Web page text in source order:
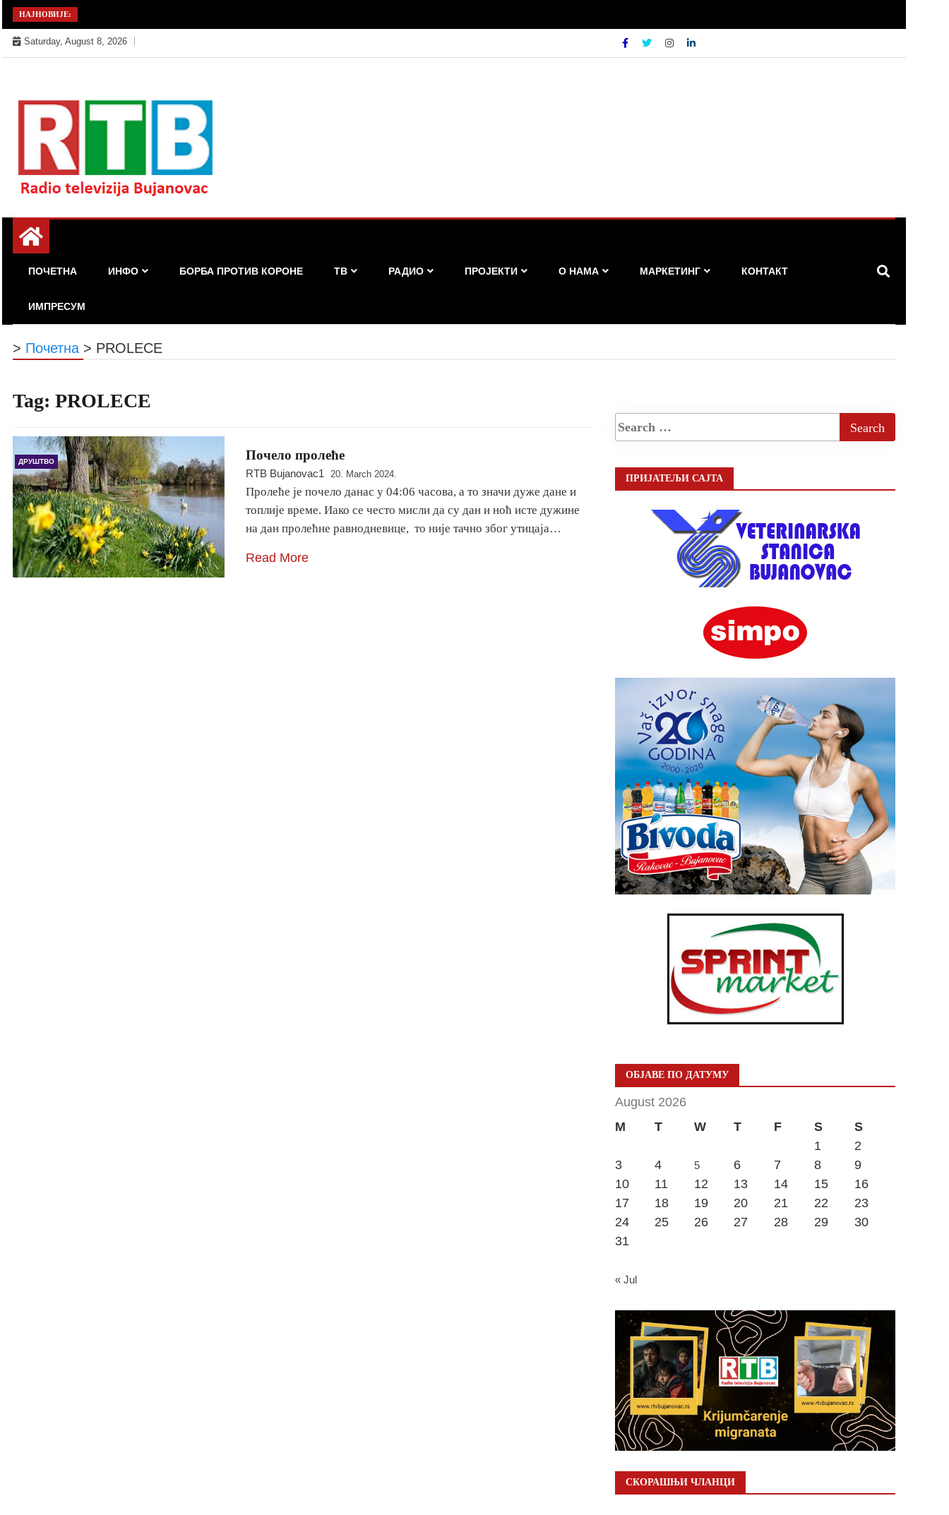
Skip
to
content
НАЈНОВИЈЕ:
Saturday, August 8, 2026
РТБ Бујановац
ПОЧЕТНА ИНФО БОРБА ПРОТИВ КОРОНЕ ТВ РАДИО ПРОЈЕКТИ О НАМА МАРКЕТИНГ КОНТАКТ
ИМПРЕСУМ
> Почетна > PROLECE
Tag: PROLECE
ДРУШТВО Почело пролеће
RTB Bujanovac1 20. March 2024.
Пролеће је почело данас у 04:06 часова, а то значи дуже дане и
топлије време. Иако се често мисли да су дан и ноћ исте дужине
на дан пролећне равнодневице, то није тачно због утицаја…
Read More
ПРИЈАТЕЉИ САЈТА
ОБЈАВЕ ПО ДАТУМУ
August 2026
M
T W T F S
S
1
2
3
4 5 6 7 8
9
10
11 12 13 14 15
16
17
18 19 20 21 22
23
24
25 26 27 28 29
30
31
« Jul
СКОРАШЊИ ЧЛАНЦИ